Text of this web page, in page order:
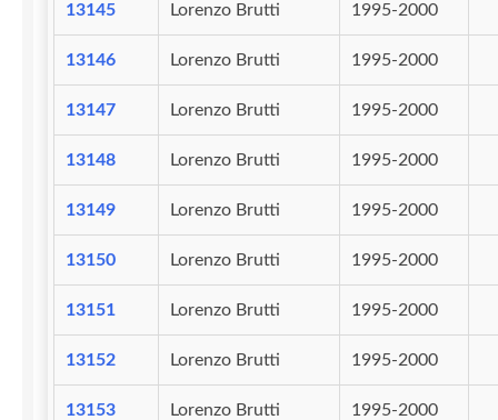
13145 Lorenzo Brutti 1995-2000
13146 Lorenzo Brutti 1995-2000
13147 Lorenzo Brutti 1995-2000
13148 Lorenzo Brutti 1995-2000
13149 Lorenzo Brutti 1995-2000
13150 Lorenzo Brutti 1995-2000
13151 Lorenzo Brutti 1995-2000
13152 Lorenzo Brutti 1995-2000
13153 Lorenzo Brutti 1995-2000